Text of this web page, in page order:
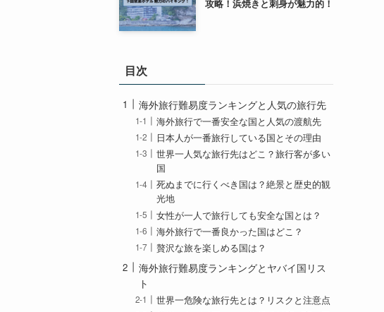
攻略！浜焼きと刺身が魅力的！
目次
海外旅行難易度ランキングと人気の旅行先
海外旅行で一番安全な国と人気の渡航先
日本人が一番旅行している国とその理由
世界一人気な旅行先はどこ？旅行客が多い
国
死ぬまでに行くべき国は？絶景と歴史的観
光地
女性が一人で旅行しても安全な国とは？
海外旅行で一番良かった国はどこ？
贅沢な旅を楽しめる国は？
海外旅行難易度ランキングとヤバイ国リス
ト
世界一危険な旅行先とは？リスクと注意点